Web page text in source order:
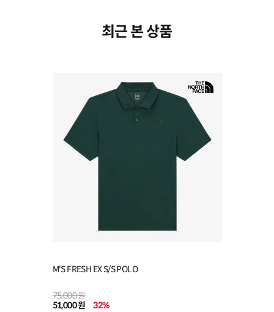
최근 본 상품
M'S FRESH EX S/S POLO
75,000 원
51,000 원
32%